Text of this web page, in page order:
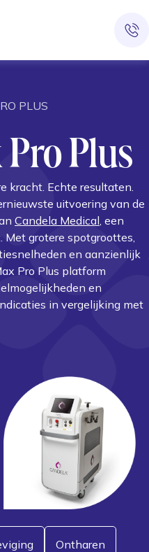
PLUS
Plus
kracht. Echte resultaten.
uitvoering van de
Candela Medical, een
Met grotere spotgroottes,
en aanzienlijk
Pro Plus platform
en
in vergelijking met
Ontharen